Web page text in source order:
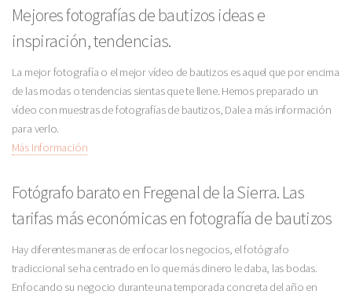
Mejores fotografías de bautizos ideas e
inspiración, tendencias.
La mejor fotografía o el mejor vídeo de bautizos es aquel que por encima
de las modas o tendencias sientas que te llene. Hemos preparado un
vídeo con muestras de fotografías de bautizos, Dale a más información
para verlo.
Más Información
Fotógrafo barato en Fregenal de la Sierra. Las
tarifas más económicas en fotografía de bautizos
Hay diferentes maneras de enfocar los negocios, el fotógrafo
tradiccional se ha centrado en lo que más dinero le daba, las bodas.
Enfocando su negocio durante una temporada concreta del año en